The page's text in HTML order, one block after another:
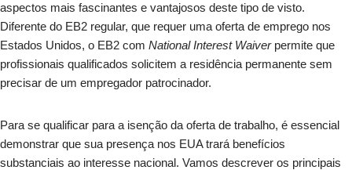
aspectos mais fascinantes e vantajosos deste tipo de visto.
Diferente do EB2 regular, que requer uma oferta de emprego nos
Estados Unidos, o EB2 com National Interest Waiverpermite que
profissionais qualificados solicitem a residência permanente sem
precisar de um empregador patrocinador.
Para se qualificar para a isenção da oferta de trabalho, é essencial
demonstrar que sua presença nos EUA trará benefícios
substanciais ao interesse nacional. Vamos descrever os principais